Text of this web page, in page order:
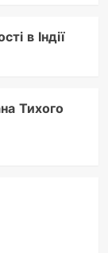
в Індії
Тихого